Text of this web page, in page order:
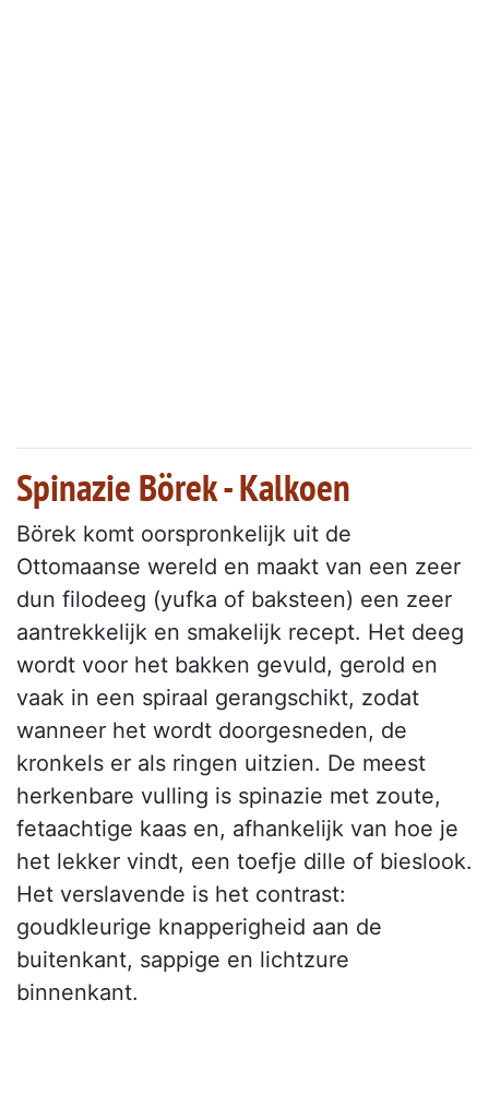
Spinazie Börek - Kalkoen
Börek komt oorspronkelijk uit de
Ottomaanse wereld en maakt van een zeer
dun filodeeg (yufka of baksteen) een zeer
aantrekkelijk en smakelijk recept. Het deeg
wordt voor het bakken gevuld, gerold en
vaak in een spiraal gerangschikt, zodat
wanneer het wordt doorgesneden, de
kronkels er als ringen uitzien. De meest
herkenbare vulling is spinazie met zoute,
fetaachtige kaas en, afhankelijk van hoe je
het lekker vindt, een toefje dille of bieslook.
Het verslavende is het contrast:
goudkleurige knapperigheid aan de
buitenkant, sappige en lichtzure
binnenkant.